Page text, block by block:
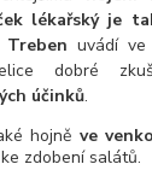
lékařský je
Treben uvádí
dobré
účinků.
hojně ve
zdobení salátů.